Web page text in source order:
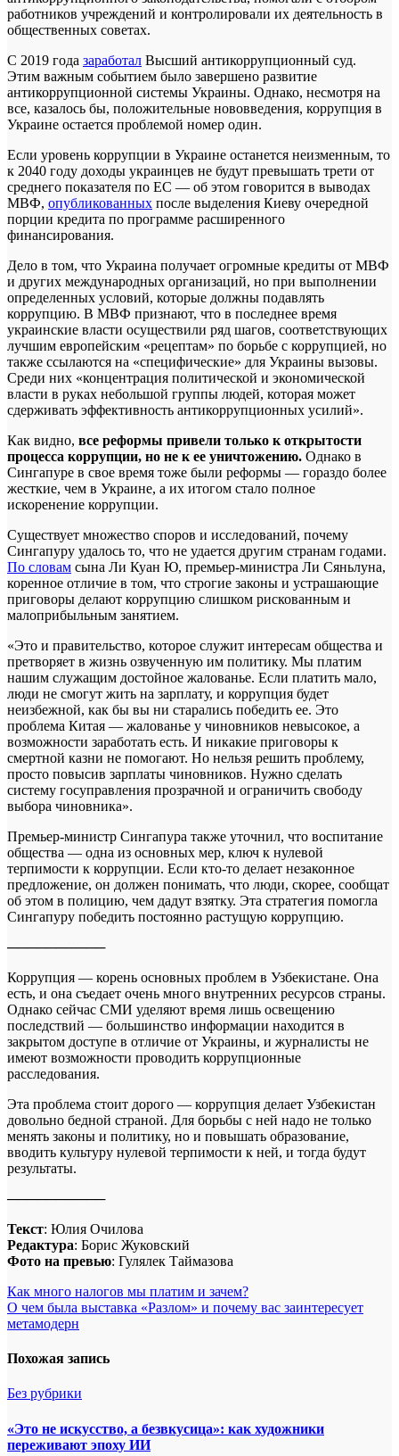
работников учреждений и контролировали их деятельность в
общественных советах.
С 2019 года заработал Высший антикоррупционный суд.
Этим важным событием было завершено развитие
антикоррупционной системы Украины. Однако, несмотря на
все, казалось бы, положительные нововведения, коррупция в
Украине остается проблемой номер один.
Если уровень коррупции в Украине останется неизменным, то
к 2040 году доходы украинцев не будут превышать трети от
среднего показателя по ЕС — об этом говорится в выводах
МВФ, опубликованных после выделения Киеву очередной
порции кредита по программе расширенного
финансирования.
Дело в том, что Украина получает огромные кредиты от МВФ
и других международных организаций, но при выполнении
определенных условий, которые должны подавлять
коррупцию. В МВФ признают, что в последнее время
украинские власти осуществили ряд шагов, соответствующих
лучшим европейским «рецептам» по борьбе с коррупцией, но
также ссылаются на «специфические» для Украины вызовы.
Среди них «концентрация политической и экономической
власти в руках небольшой группы людей, которая может
сдерживать эффективность антикоррупционных усилий».
Как видно, все реформы привели только к открытости
процесса коррупции, но не к ее уничтожению. Однако в
Сингапуре в свое время тоже были реформы — гораздо более
жесткие, чем в Украине, а их итогом стало полное
искоренение коррупции.
Существует множество споров и исследований, почему
Сингапуру удалось то, что не удается другим странам годами.
По словам сына Ли Куан Ю, премьер-министра Ли Сяньлуна,
коренное отличие в том, что строгие законы и устрашающие
приговоры делают коррупцию слишком рискованным и
малоприбыльным занятием.
«Это и правительство, которое служит интересам общества и
претворяет в жизнь озвученную им политику. Мы платим
нашим служащим достойное жалованье. Если платить мало,
люди не смогут жить на зарплату, и коррупция будет
неизбежной, как бы вы ни старались победить ее. Это
проблема Китая — жалованье у чиновников невысокое, а
возможности заработать есть. И никакие приговоры к
смертной казни не помогают. Но нельзя решить проблему,
просто повысив зарплаты чиновников. Нужно сделать
систему госуправления прозрачной и ограничить свободу
выбора чиновника».
Премьер-министр Сингапура также уточнил, что воспитание
общества — одна из основных мер, ключ к нулевой
терпимости к коррупции. Если кто-то делает незаконное
предложение, он должен понимать, что люди, скорее, сообщат
об этом в полицию, чем дадут взятку. Эта стратегия помогла
Сингапуру победить постоянно растущую коррупцию.
──────────
Коррупция — корень основных проблем в Узбекистане. Она
есть, и она съедает очень много внутренних ресурсов страны.
Однако сейчас СМИ уделяют время лишь освещению
последствий — большинство информации находится в
закрытом доступе в отличие от Украины, и журналисты не
имеют возможности проводить коррупционные
расследования.
Эта проблема стоит дорого — коррупция делает Узбекистан
довольно бедной страной. Для борьбы с ней надо не только
менять законы и политику, но и повышать образование,
вводить культуру нулевой терпимости к ней, и тогда будут
результаты.
──────────
Текст: Юлия Очилова
Редактура: Борис Жуковский
Фото на превью: Гулялек Таймазова
Навигация
по
Как много налогов мы платим и зачем?
О чем была выставка «Разлом» и почему вас заинтересует
метамодерн
Похожая запись
Без рубрики
«Это не искусство, а безвкусица»: как художники
переживают эпоху ИИ